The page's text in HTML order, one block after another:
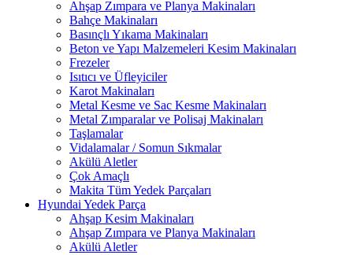
Ahşap Zımpara ve Planya Makinaları
Bahçe Makinaları
Basınçlı Yıkama Makinaları
Beton ve Yapı Malzemeleri Kesim Makinaları
Frezeler
Isıtıcı ve Üfleyiciler
Karot Makinaları
Metal Kesme ve Sac Kesme Makinaları
Metal Zımparalar ve Polisaj Makinaları
Taşlamalar
Vidalamalar / Somun Sıkmalar
Akülü Aletler
Çok Amaçlı
Makita Tüm Yedek Parçaları
Hyundai Yedek Parça
Ahşap Kesim Makinaları
Ahşap Zımpara ve Planya Makinaları
Akülü Aletler